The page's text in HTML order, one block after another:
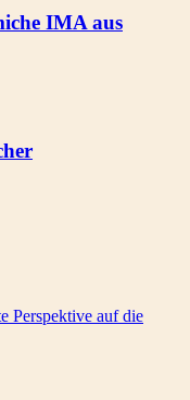
IMA aus